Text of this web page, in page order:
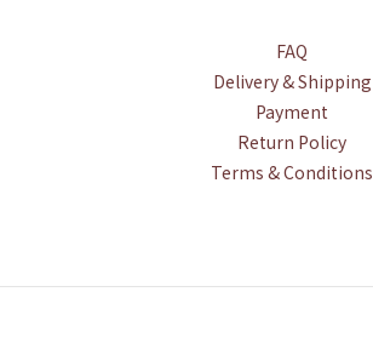
FAQ
Delivery & Shipping
Payment
Return Policy
Terms & Conditions